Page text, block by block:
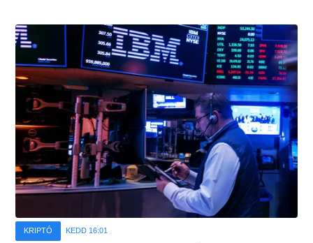
KRIPTÓ KEDD 16:01